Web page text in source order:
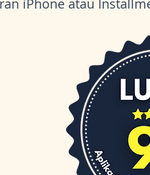
iPhone atau